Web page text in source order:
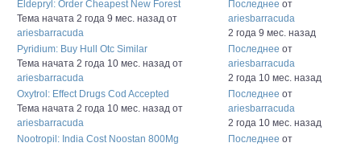
Eldepryl: Order Cheapest New Forest
Тема начата 2 года 9 мес. назад от
ariesbarracuda
Последнее от
ariesbarracuda
2 года 9 мес. назад
Pyridium: Buy Hull Otc Similar
Тема начата 2 года 10 мес. назад от
ariesbarracuda
Последнее от
ariesbarracuda
2 года 10 мес. назад
Oxytrol: Effect Drugs Cod Accepted
Тема начата 2 года 10 мес. назад от
ariesbarracuda
Последнее от
ariesbarracuda
2 года 10 мес. назад
Nootropil: India Cost Noostan 800Mg
Последнее от